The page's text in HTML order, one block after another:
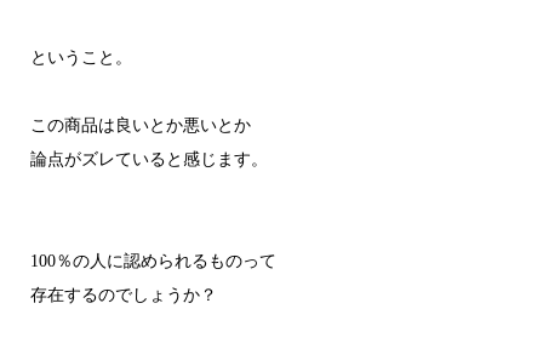
ということ。
この商品は良いとか悪いとか
論点がズレていると感じます。
100％の人に認められるものって
存在するのでしょうか？